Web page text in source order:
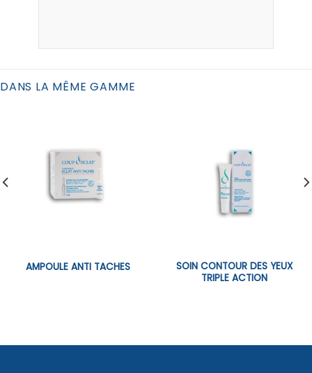
DANS LA MÊME GAMME
AMPOULE ANTI TACHES
SOIN CONTOUR DES YEUX
TRIPLE ACTION